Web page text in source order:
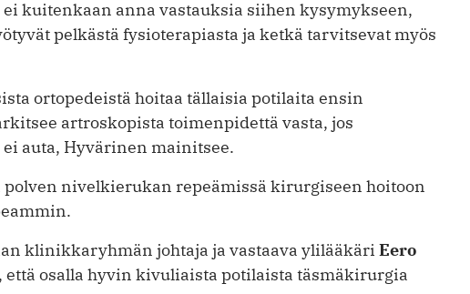
kuitenkaan anna vastauksia siihen kysymykseen,
pelkästä fysioterapiasta ja ketkä tarvitsevat myös
ortopedeistä hoitaa tällaisia potilaita ensin
artroskopista toimenpidettä vasta, jos
auta, Hyvärinen mainitsee.
polven nivelkierukan repeämissä kirurgiseen hoitoon
klinikkaryhmän johtaja ja vastaava ylilääkäri Eero
että osalla hyvin kivuliaista potilaista täsmäkirurgia